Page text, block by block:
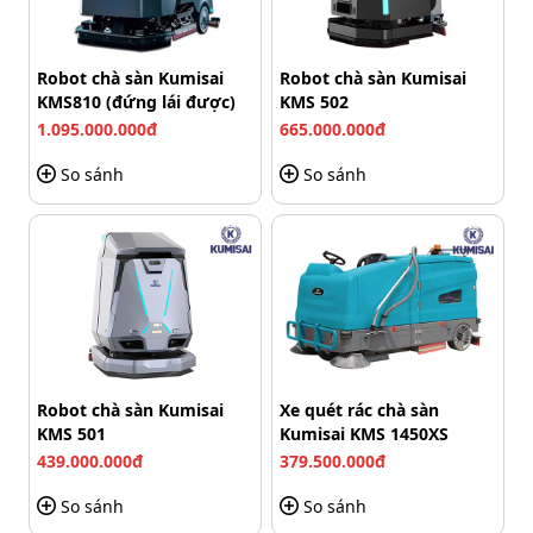
Kumisai KMS K201 được ứng dụng rộng rãi, hỗ trợ các công việc vệ
Nâng cao độ bền, tính thẩm mỹ cho sàn nhà
Robot chà sàn Kumisai
KMS810 (đứng lái được)
1.095.000.000đ
So sánh
Robot chà sàn Kumisai
KMS 502
665.000.000đ
So sánh
Robot chà sàn Kumisai
KMS 501
439.000.000đ
So sánh
Xe quét rác chà sàn
Kumisai KMS 1450XS
379.500.000đ
So sánh